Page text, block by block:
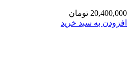
20,400,000 تومان
افزودن به سبد خرید